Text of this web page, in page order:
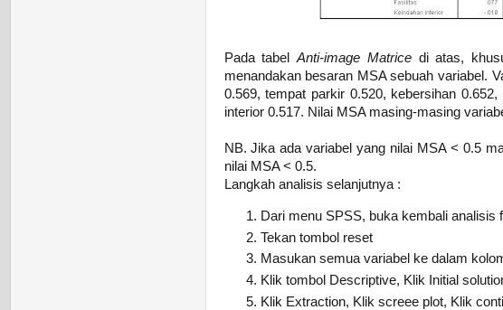
Pada tabelAnti-image Matrice di atas,
menandakan besaran MSA sebuah variabel.
0.569, tempat parkir 0.520, kebersihan
interior 0.517. Nilai MSA masing-masing
NB. Jika ada variabel yang nilai MSA < 0.5
nilai MSA < 0.5.
Langkah analisis selanjutnya :
Dari menu SPSS, buka kembali analisis
Tekan tombol reset
Masukan semua variabel ke dalam
Klik tombol Descriptive, Klik Initial
Klik Extraction, Klik screee plot, Klik